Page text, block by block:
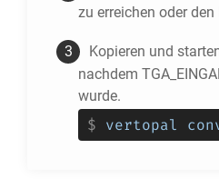
zu erreichen oder
Kopieren und
nachdem
wurde.
$ vertopal